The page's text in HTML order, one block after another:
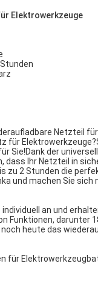
Elektrowerkzeuge
Netzteil
für
Sie!Dank der
dass Ihr Netzteil in
zu 2 Stunden die
und machen Sie
an und
Funktionen, darunter
heute das
für